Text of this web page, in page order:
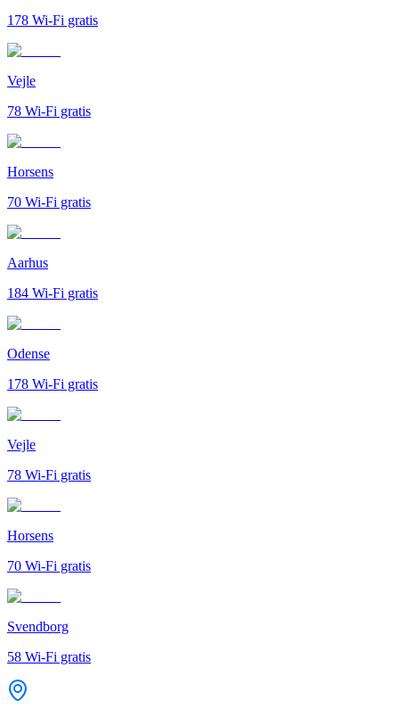
178 Wi-Fi gratis
Vejle
78 Wi-Fi gratis
Horsens
70 Wi-Fi gratis
Aarhus
184 Wi-Fi gratis
Odense
178 Wi-Fi gratis
Vejle
78 Wi-Fi gratis
Horsens
70 Wi-Fi gratis
Svendborg
58 Wi-Fi gratis